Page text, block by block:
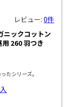
レビュー:0件
ニックコットン
260 羽つき
たシリーズ。